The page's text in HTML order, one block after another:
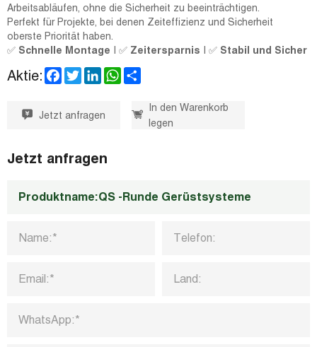
Arbeitsabläufen, ohne die Sicherheit zu beeinträchtigen.
Perfekt für Projekte, bei denen Zeiteffizienz und Sicherheit
oberste Priorität haben.
✅ Schnelle Montage | ✅ Zeitersparnis | ✅ Stabil und Sicher
Aktie:
F
a
b
k
T
w
t
L
e
W
h
r
e
Jetzt anfragen
In den Warenkorb
legen
Jetzt anfragen